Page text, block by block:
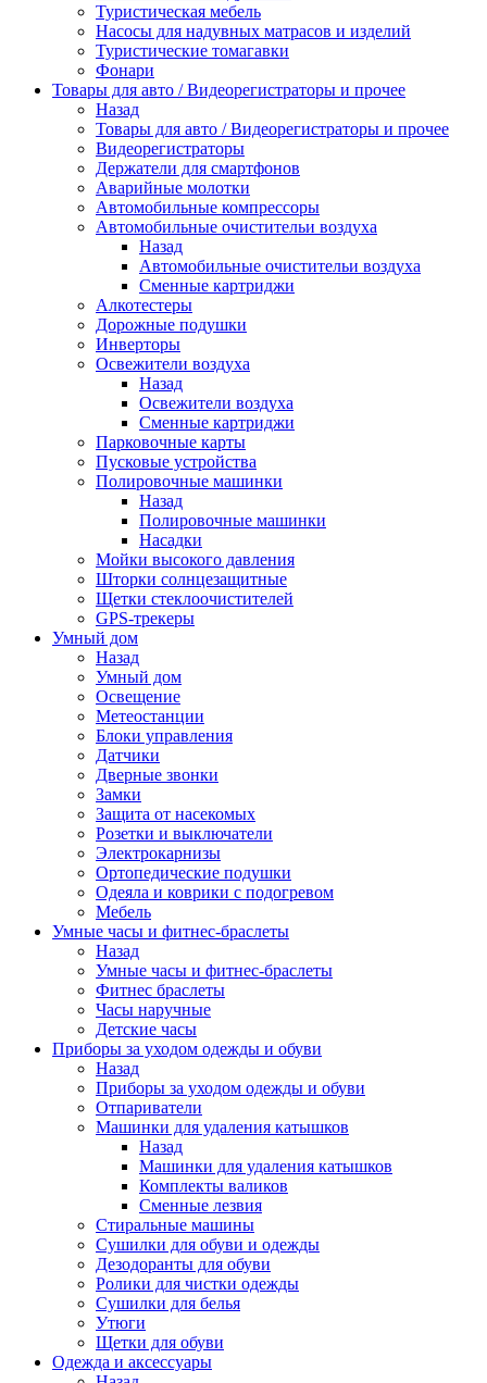
Туристическая мебель
Насосы для надувных матрасов и изделий
Туристические томагавки
Фонари
Товары для авто / Видеорегистраторы и прочее
Назад
Товары для авто / Видеорегистраторы и прочее
Видеорегистраторы
Держатели для смартфонов
Аварийные молотки
Автомобильные компрессоры
Автомобильные очистительи воздуха
Назад
Автомобильные очистительи воздуха
Сменные картриджи
Алкотестеры
Дорожные подушки
Инверторы
Освежители воздуха
Назад
Освежители воздуха
Сменные картриджи
Парковочные карты
Пусковые устройства
Полировочные машинки
Назад
Полировочные машинки
Насадки
Мойки высокого давления
Шторки солнцезащитные
Щетки стеклоочистителей
GPS-трекеры
Умный дом
Назад
Умный дом
Освещение
Метеостанции
Блоки управления
Датчики
Дверные звонки
Замки
Защита от насекомых
Розетки и выключатели
Электрокарнизы
Ортопедические подушки
Одеяла и коврики с подогревом
Мебель
Умные часы и фитнес-браслеты
Назад
Умные часы и фитнес-браслеты
Фитнес браслеты
Часы наручные
Детские часы
Приборы за уходом одежды и обуви
Назад
Приборы за уходом одежды и обуви
Отпариватели
Машинки для удаления катышков
Назад
Машинки для удаления катышков
Комплекты валиков
Сменные лезвия
Стиральные машины
Сушилки для обуви и одежды
Дезодоранты для обуви
Ролики для чистки одежды
Сушилки для белья
Утюги
Щетки для обуви
Одежда и аксессуары